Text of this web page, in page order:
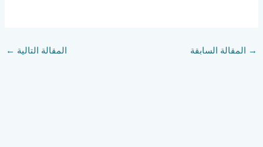
→ المقالة السابقة المقالة التالية ←